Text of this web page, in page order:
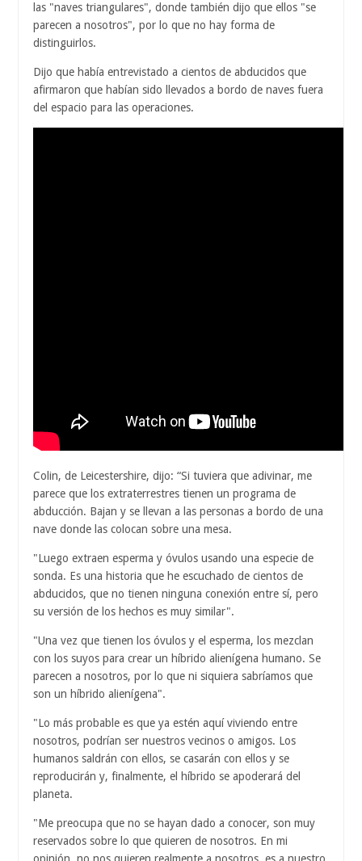
las "naves triangulares", donde también dijo que ellos "se
parecen a nosotros", por lo que no hay forma de
distinguirlos.
Dijo que había entrevistado a cientos de abducidos que
afirmaron que habían sido llevados a bordo de naves fuera
del espacio para las operaciones.
Colin, de Leicestershire, dijo: “Si tuviera que adivinar, me
parece que los extraterrestres tienen un programa de
abducción. Bajan y se llevan a las personas a bordo de una
nave donde las colocan sobre una mesa.
"Luego extraen esperma y óvulos usando una especie de
sonda. Es una historia que he escuchado de cientos de
abducidos, que no tienen ninguna conexión entre sí, pero
su versión de los hechos es muy similar".
"Una vez que tienen los óvulos y el esperma, los mezclan
con los suyos para crear un híbrido alienígena humano. Se
parecen a nosotros, por lo que ni siquiera sabríamos que
son un híbrido alienígena".
"Lo más probable es que ya estén aquí viviendo entre
nosotros, podrían ser nuestros vecinos o amigos. Los
humanos saldrán con ellos, se casarán con ellos y se
reproducirán y, finalmente, el híbrido se apoderará del
planeta.
"Me preocupa que no se hayan dado a conocer, son muy
reservados sobre lo que quieren de nosotros. En mi